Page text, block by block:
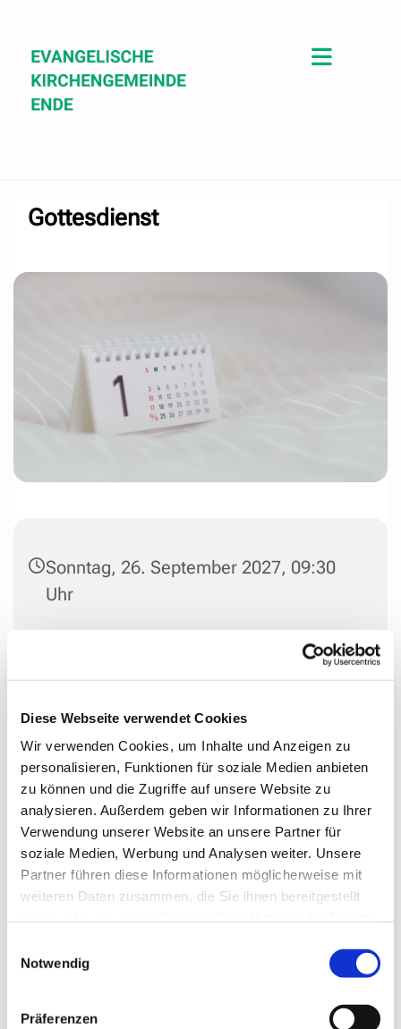
Diese Webseite verwendet Cookies
Wir verwenden Cookies, um Inhalte und Anzeigen zu
personalisieren, Funktionen für soziale Medien anbieten
zu können und die Zugriffe auf unsere Website zu
analysieren. Außerdem geben wir Informationen zu Ihrer
Verwendung unserer Website an unsere Partner für
soziale Medien, Werbung und Analysen weiter. Unsere
Partner führen diese Informationen möglicherweise mit
weiteren Daten zusammen, die Sie ihnen bereitgestellt
Notwendig
Präferenzen
Gottesdienst
Sonntag, 26. September 2027, 09:30
Uhr
Stiftskirche St. Marien Herdecke,